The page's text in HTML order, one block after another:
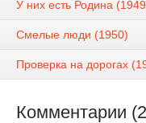
У них есть Родина
Смелые люди (1950)
Проверка на дорогах
Комментарии